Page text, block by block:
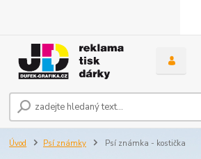
Úvod Psí známky Psí známka - kostička